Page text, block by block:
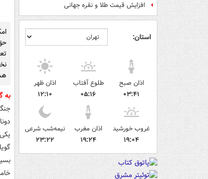
افزایش قیمت طلا و نقره جهانی
استان:
اذان صبح
۰۳:۴۱
طلوع آفتاب
۰۵:۱۶
اذان ظهر
۱۲:۱۰
غروب خورشید
۱۹:۰۴
اذان مغرب
۱۹:۲۴
نیمه‌شب شرعی
۲۳:۲۲
به